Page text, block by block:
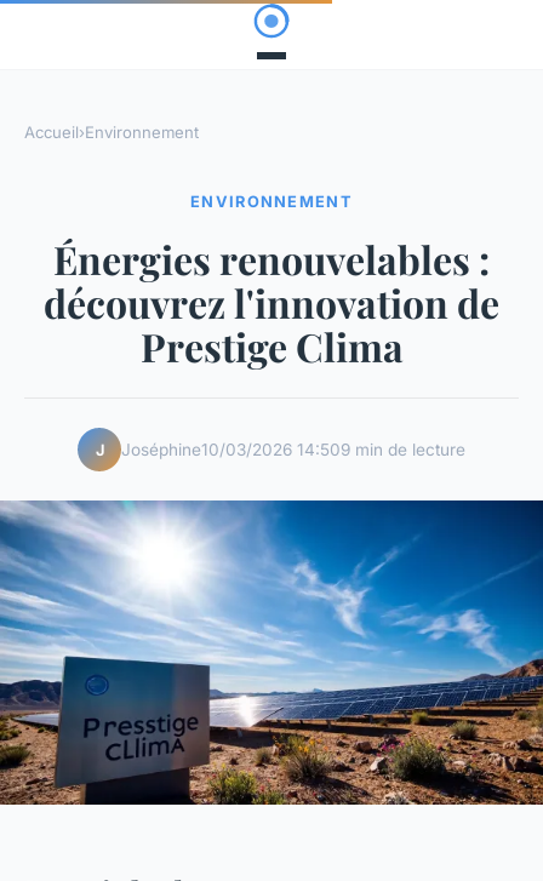
Accueil›Environnement
ENVIRONNEMENT
Énergies renouvelables :
découvrez l'innovation de
Prestige Clima
J Joséphine10/03/2026 14:509 min de lecture